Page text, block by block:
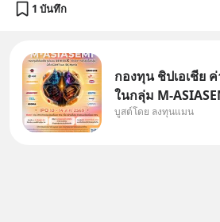
1 บันทึก
กองทุน ชิปเอเชีย
ในกลุ่ม M-
ครบ มีทั้ง CXMT จา
บูสต์โดย ลงทุนแมน